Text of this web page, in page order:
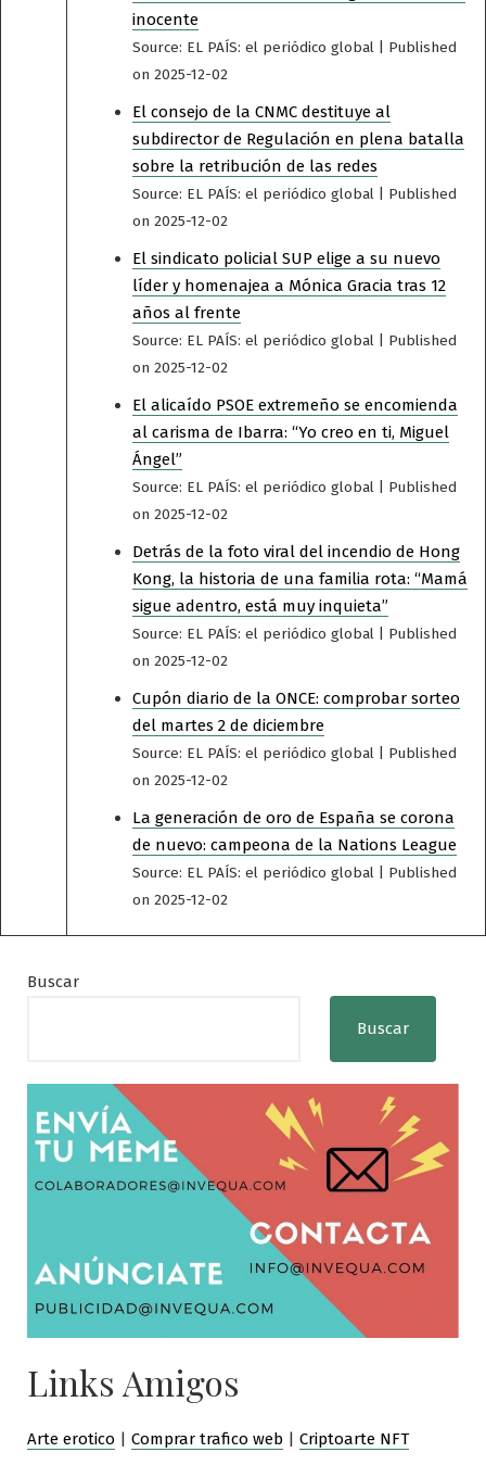
inocente
Source: EL PAÍS: el periódico global
Published
on 2025-12-02
El consejo de la CNMC destituye al
subdirector de Regulación en plena batalla
sobre la retribución de las redes
Source: EL PAÍS: el periódico global
Published
on 2025-12-02
El sindicato policial SUP elige a su nuevo
líder y homenajea a Mónica Gracia tras 12
años al frente
Source: EL PAÍS: el periódico global
Published
on 2025-12-02
El alicaído PSOE extremeño se encomienda
al carisma de Ibarra: “Yo creo en ti, Miguel
Ángel”
Source: EL PAÍS: el periódico global
Published
on 2025-12-02
Detrás de la foto viral del incendio de Hong
Kong, la historia de una familia rota: “Mamá
sigue adentro, está muy inquieta”
Source: EL PAÍS: el periódico global
Published
on 2025-12-02
Cupón diario de la ONCE: comprobar sorteo
del martes 2 de diciembre
Source: EL PAÍS: el periódico global
Published
on 2025-12-02
La generación de oro de España se corona
de nuevo: campeona de la Nations League
Source: EL PAÍS: el periódico global
Published
on 2025-12-02
Buscar
Buscar
Links Amigos
Arte erotico | Comprar trafico web | Criptoarte NFT